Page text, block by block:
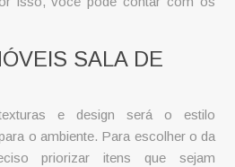
SALA DE
e design será o estilo
o ambiente. Para escolher o da
priorizar itens que sejam